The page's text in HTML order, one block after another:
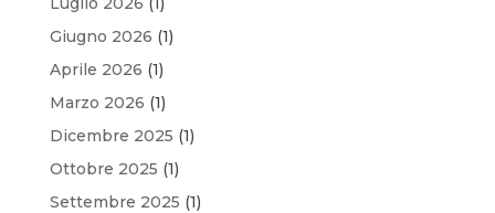
Giugno 2026 (1)
Aprile 2026 (1)
Marzo 2026 (1)
Dicembre 2025 (1)
Ottobre 2025 (1)
Settembre 2025 (1)